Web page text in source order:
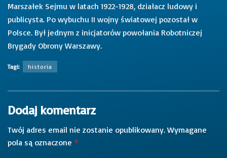
Marszałek Sejmu w latach 1922-1928, działacz ludowy i
publicysta. Po wybuchu II wojny światowej pozostał w
Polsce. Był jednym z inicjatorów powołania Robotniczej
Brygady Obrony Warszawy.
Tagi: historia
Dodaj komentarz
Twój adres email nie zostanie opublikowany. Wymagane
pola są oznaczone *